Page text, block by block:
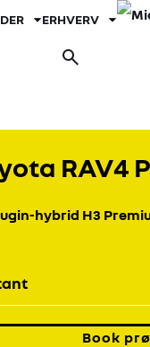
Fold undermenu ud
ERHVERV
RAV4
hybrid H3
Book